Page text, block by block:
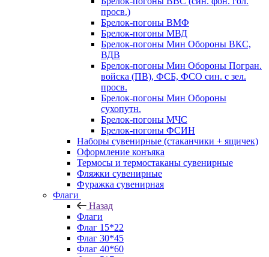
просв.)
Брелок-погоны ВМФ
Брелок-погоны МВД
Брелок-погоны Мин Обороны ВКС,
ВДВ
Брелок-погоны Мин Обороны Погран.
войска (ПВ), ФСБ, ФСО син. с зел.
просв.
Брелок-погоны Мин Обороны
сухопутн.
Брелок-погоны МЧС
Брелок-погоны ФСИН
Наборы сувенирные (стаканчики + ящичек)
Оформление конъяка
Термосы и термостаканы сувенирные
Фляжки сувенирные
Фуражка сувенирная
Флаги
Назад
Флаги
Флаг 15*22
Флаг 30*45
Флаг 40*60